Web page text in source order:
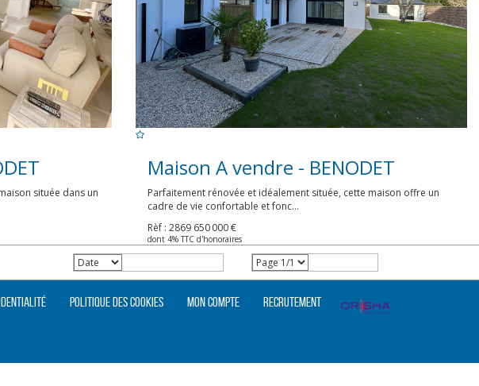
située dans un
Maison A vendre - BENODET
Parfaitement rénovée et idéalement située, cette maison offre un
cadre de vie confortable et fonc...
Rèf : 2869 650 000 €
dont 4% TTC d'honoraires
Politique des cookies Mon compte Recrutement